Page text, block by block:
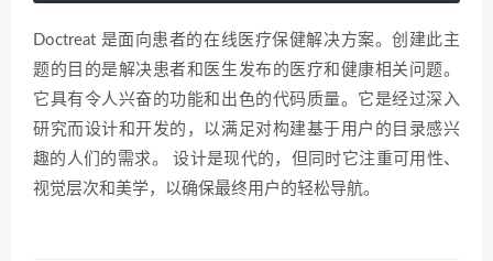
Doctreat 是面向患者的在线医疗保健解决方案。创建此主
题的目的是解决患者和医生发布的医疗和健康相关问题。
它具有令人兴奋的功能和出色的代码质量。它是经过深入
研究而设计和开发的，以满足对构建基于用户的目录感兴
趣的人们的需求。 设计是现代的，但同时它注重可用性、
视觉层次和美学，以确保最终用户的轻松导航。